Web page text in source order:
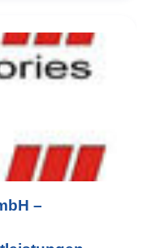
–